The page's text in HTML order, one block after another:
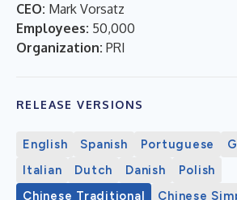
CEO: Mark Vorsatz
Employees: 50,000
Organization: PRI
RELEASE VERSIONS
English Spanish Portuguese
Italian
Dutch Danish
Polish
Chinese Traditional
Chinese